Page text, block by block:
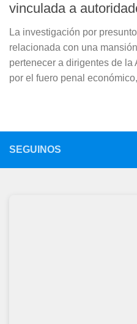
vinculada a
La investigación por
relacionada con una
pertenecer a dirigentes de la
por el fuero penal
SEGUINOS